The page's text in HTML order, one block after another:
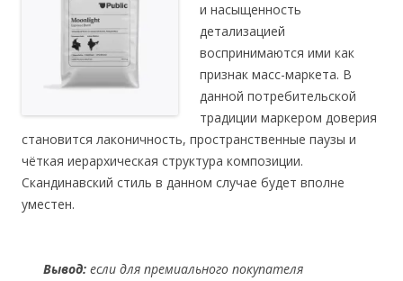
и насыщенность
детализацией
воспринимаются ими как
признак масс-маркета. В
данной потребительской
традиции маркером доверия
становится лаконичность, пространственные паузы и
чёткая иерархическая структура композиции.
Скандинавский стиль в данном случае будет вполне
уместен.
Вывод: если для премиального покупателя